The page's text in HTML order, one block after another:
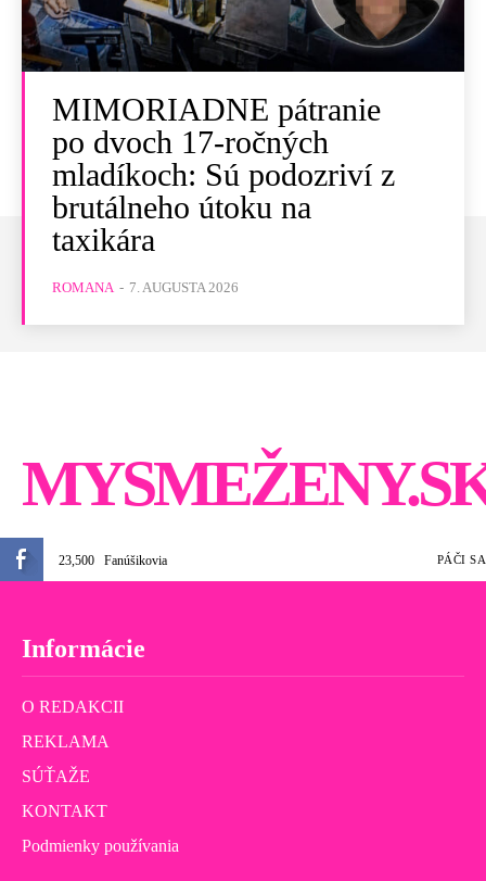
MIMORIADNE pátranie
po dvoch 17-ročných
mladíkoch: Sú podozriví z
brutálneho útoku na
taxikára
ROMANA - 7. AUGUSTA 2026
23,500 Fanúšikovia PÁČI SA
Informácie
O REDAKCII
REKLAMA
SÚŤAŽE
KONTAKT
Podmienky používania